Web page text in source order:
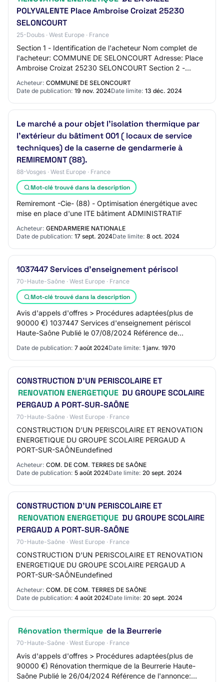
POLYVALENTE Place Ambroise Croizat 25230
SELONCOURT
25-Doubs · West Europe · France
Section 1 - Identification de l'acheteur Nom complet de
l'acheteur: COMMUNE DE SELONCOURT Adresse: Place
Ambroise Croizat 25230 SELONCOURT Section 2 -
Acheteur: COMMUNE DE SELONCOURT
Date de publication: 19 nov. 2024Date limite: 13 déc. 2024
Le marché a pour objet l'isolation thermique par
l'extérieur du bâtiment 001 ( locaux de service
techniques) de la caserne de gendarmerie à
REMIREMONT (88).
88-Vosges · West Europe · France
Mot-clé trouvé dans la description
Remiremont -Cie- (88) - Optimisation énergétique avec
mise en place d'une ITE bâtiment ADMINISTRATIF
Acheteur: GENDARMERIE NATIONALE
Date de publication: 17 sept. 2024Date limite: 8 oct. 2024
1037447 Services d'enseignement périscol
70-Haute-Saône · West Europe · France
Mot-clé trouvé dans la description
Avis d'appels d'offres > Procédures adaptées(plus de
90000 €) 1037447 Services d'enseignement périscol
Haute-Saône Publié le 07/08/2024 Référence de
TE…
Date de publication: 7 août 2024Date limite: 1 janv. 1970
CONSTRUCTION D'UN PERISCOLAIRE ET
RENOVATION ENERGETIQUE DU GROUPE SCOLAIRE
PERGAUD A PORT-SUR-SAÔNE
70-Haute-Saône · West Europe · France
CONSTRUCTION D'UN PERISCOLAIRE ET RENOVATION
ENERGETIQUE DU GROUPE SCOLAIRE PERGAUD A
PORT-SUR-SAÔNEundefined
Acheteur: COM. DE COM. TERRES DE SAÔNE
Date de publication: 5 août 2024Date limite: 20 sept. 2024
CONSTRUCTION D'UN PERISCOLAIRE ET
RENOVATION ENERGETIQUE DU GROUPE SCOLAIRE
PERGAUD A PORT-SUR-SAÔNE
70-Haute-Saône · West Europe · France
CONSTRUCTION D'UN PERISCOLAIRE ET RENOVATION
ENERGETIQUE DU GROUPE SCOLAIRE PERGAUD A
PORT-SUR-SAÔNEundefined
Acheteur: COM. DE COM. TERRES DE SAÔNE
Date de publication: 4 août 2024Date limite: 20 sept. 2024
Rénovation thermique de la Beurrerie
70-Haute-Saône · West Europe · France
Avis d'appels d'offres > Procédures adaptées(plus de
90000 €) Rénovation thermique de la Beurrerie Haute-
Saône Publié le 26/04/2024 Référence de l'annonce: